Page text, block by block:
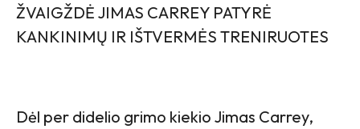
ŽVAIGŽDĖ JIMAS CARREY PATYRĖ
KANKINIMŲ IR IŠTVERMĖS TRENIRUOTES
Dėl per didelio grimo kiekio Jimas Carrey,